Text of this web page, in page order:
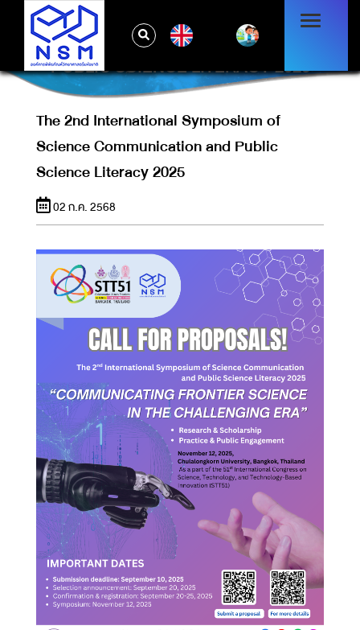
THE 2ND INTERNATIONAL SYMPOSIUM
OF SCIENCE COMMUNICATION AND
PUBLIC SCIENCE LITERACY 2025
The 2nd International Symposium of
Science Communication and Public
Science Literacy 2025
02 ก.ค. 2568